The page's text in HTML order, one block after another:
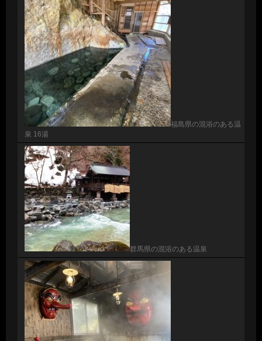
福島県の混浴のある温
泉 16湯
群馬県の混浴のある温泉